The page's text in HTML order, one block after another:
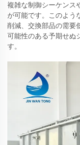
複雑な制御シーケンス
が可能です。このよう
削減、交換部品の需要
可能性のある予期せぬ
す。